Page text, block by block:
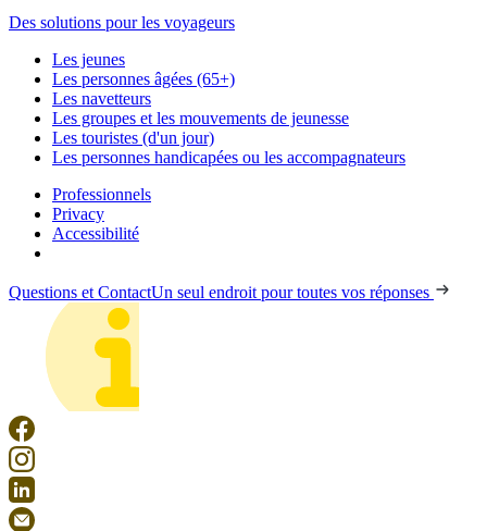
Des solutions pour les voyageurs
Les jeunes
Les personnes âgées (65+)
Les navetteurs
Les groupes et les mouvements de jeunesse
Les touristes (d'un jour)
Les personnes handicapées ou les accompagnateurs
Professionnels
Privacy
Accessibilité
Questions et ContactUn seul endroit pour toutes vos réponses